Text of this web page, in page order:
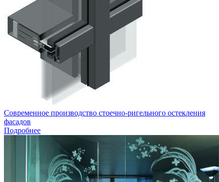
Современное производство стоечно-ригельного остекления
фасадов
Подробнее